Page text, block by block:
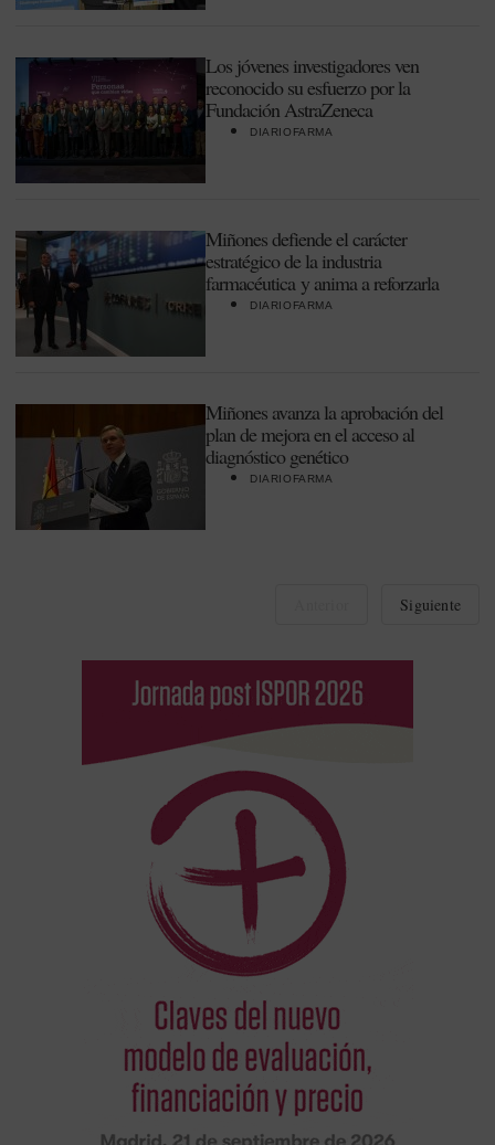
Los jóvenes investigadores ven
reconocido su esfuerzo por la
Fundación AstraZeneca
DIARIOFARMA
Miñones defiende el carácter
estratégico de la industria
farmacéutica y anima a reforzarla
DIARIOFARMA
Miñones avanza la aprobación del
plan de mejora en el acceso al
diagnóstico genético
DIARIOFARMA
Siguiente